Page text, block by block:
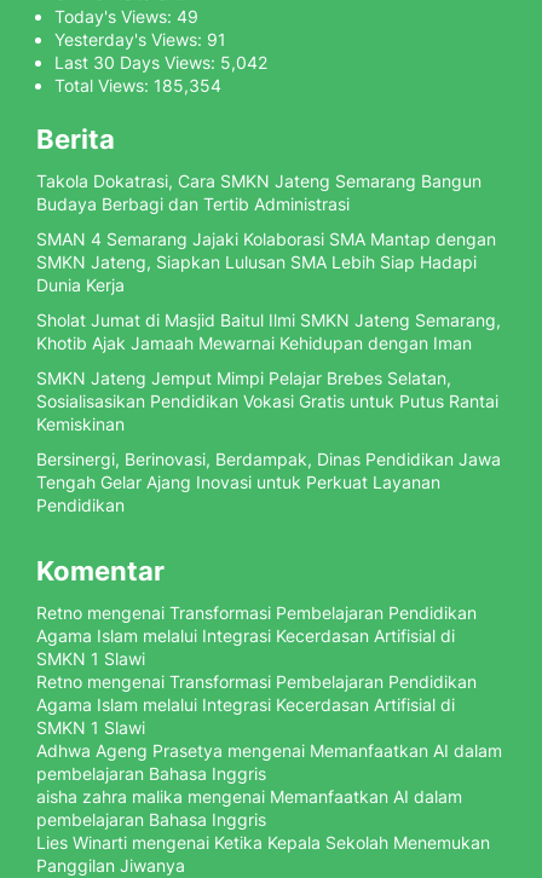
Today's Views: 49
Yesterday's Views: 91
Last 30 Days Views: 5,042
Total Views: 185,354
Berita
Takola Dokatrasi, Cara SMKN Jateng Semarang Bangun
Budaya Berbagi dan Tertib Administrasi
SMAN 4 Semarang Jajaki Kolaborasi SMA Mantap dengan
SMKN Jateng, Siapkan Lulusan SMA Lebih Siap Hadapi
Dunia Kerja
Sholat Jumat di Masjid Baitul Ilmi SMKN Jateng Semarang,
Khotib Ajak Jamaah Mewarnai Kehidupan dengan Iman
SMKN Jateng Jemput Mimpi Pelajar Brebes Selatan,
Sosialisasikan Pendidikan Vokasi Gratis untuk Putus Rantai
Kemiskinan
Bersinergi, Berinovasi, Berdampak, Dinas Pendidikan Jawa
Tengah Gelar Ajang Inovasi untuk Perkuat Layanan
Pendidikan
Komentar
Retno mengenai Transformasi Pembelajaran Pendidikan
Agama Islam melalui Integrasi Kecerdasan Artifisial di
SMKN 1 Slawi
Retno mengenai Transformasi Pembelajaran Pendidikan
Agama Islam melalui Integrasi Kecerdasan Artifisial di
SMKN 1 Slawi
Adhwa Ageng Prasetya mengenai Memanfaatkan AI dalam
pembelajaran Bahasa Inggris
aisha zahra malika mengenai Memanfaatkan AI dalam
pembelajaran Bahasa Inggris
Lies Winarti mengenai Ketika Kepala Sekolah Menemukan
Panggilan Jiwanya